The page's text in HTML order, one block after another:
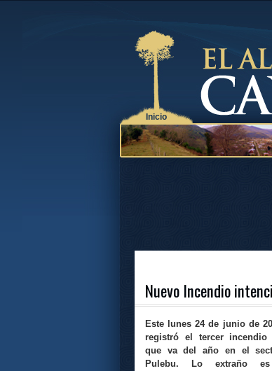
Inicio
Nuevo Incendio
Este lunes 24 de junio de
registró el tercer
que va del año en el
Pulebu. Lo extraño